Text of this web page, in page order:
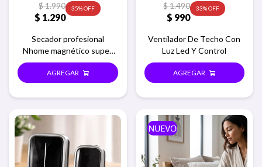
$ 1.290
$1.990 35
Secador profesional
Nhome magnético super
turbo
$ 990
$1.490 33
Ventilador De Techo Con
Luz Led Y Control